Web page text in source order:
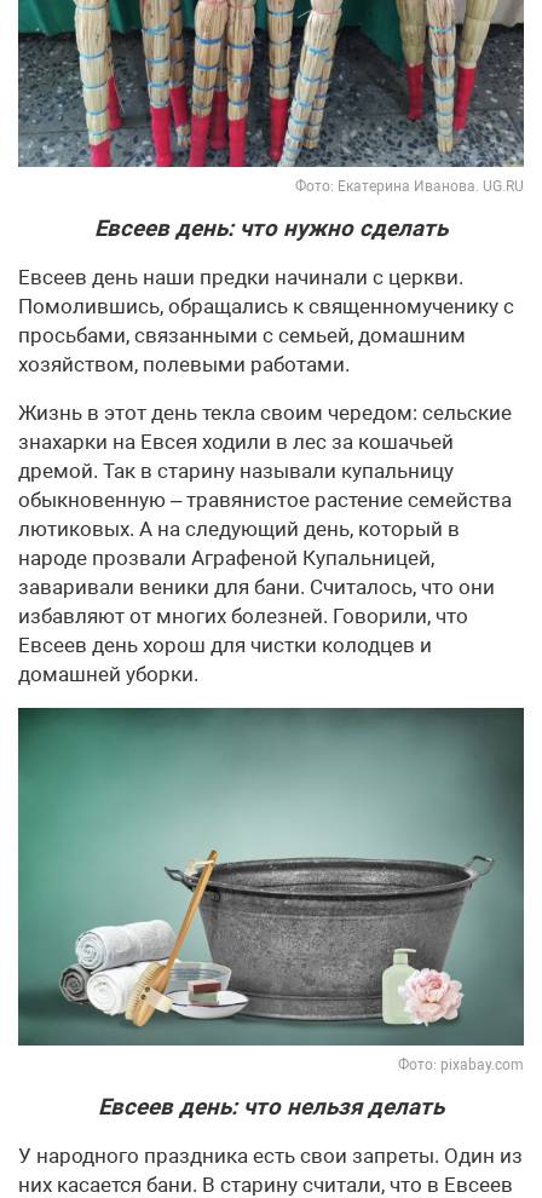
Фото: Екатерина Иванова. UG.RU
Евсеев день: что нужно сделать
Евсеев день наши предки начинали с церкви.
Помолившись, обращались к священномученику с
просьбами, связанными с семьей, домашним
хозяйством, полевыми работами.
Жизнь в этот день текла своим чередом: сельские
знахарки на Евсея ходили в лес за кошачьей
дремой. Так в старину называли купальницу
обыкновенную – травянистое растение семейства
лютиковых. А на следующий день, который в
народе прозвали Аграфеной Купальницей,
заваривали веники для бани. Считалось, что они
избавляют от многих болезней. Говорили, что
Евсеев день хорош для чистки колодцев и
домашней уборки.
Фото: pixabay.com
Евсеев день: что нельзя делать
У народного праздника есть свои запреты. Один из
них касается бани. В старину считали, что в Евсеев